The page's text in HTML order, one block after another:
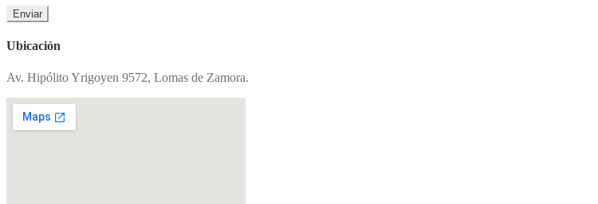
Ubicación
Av. Hipólito Yrigoyen 9572, Lomas de Zamora.